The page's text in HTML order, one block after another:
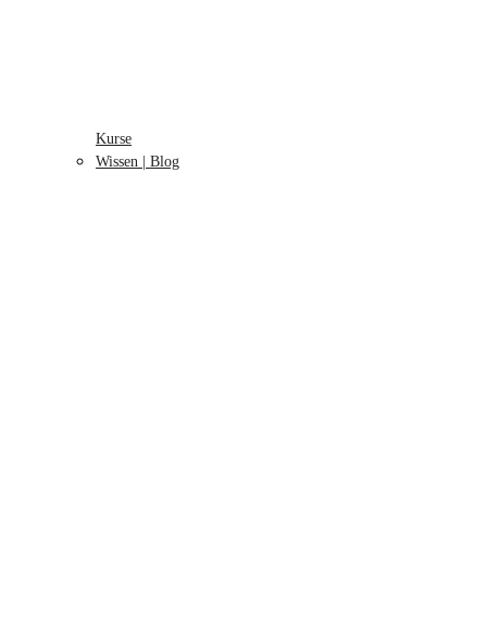
Kurse
Wissen | Blog